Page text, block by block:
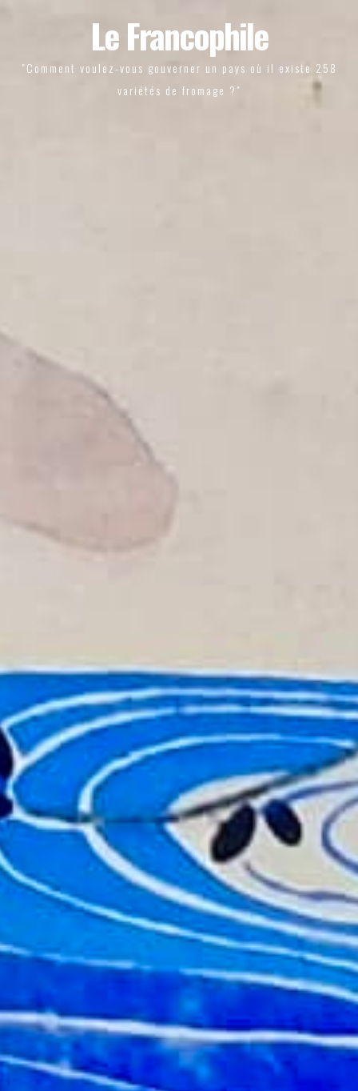
Le Francophile
"Comment voulez-vous gouverner un pays où il existe 258
variétés de fromage ?"